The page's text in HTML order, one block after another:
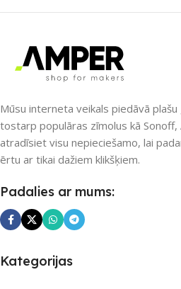
RF raidītājs
PIEEJAMS UZREIZ Jā
UZREIZ PIEEJAMAIS
3
4
Mūsu interneta veikals piedāvā
tostarp populāras zīmolus kā Sonoff,
atradīsiet visu nepieciešamo, lai
ērtu ar tikai dažiem klikšķiem.
Padalies ar mums:
Kategorijas